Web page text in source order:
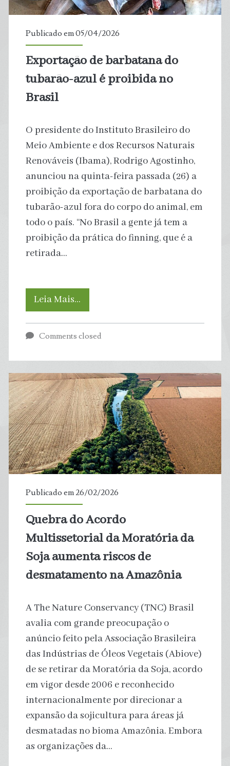
da
Publicado em 05/04/2026
Exportação de barbatana do
tubarão-azul é proibida no
Brasil
O presidente do Instituto Brasileiro do
Meio Ambiente e dos Recursos Naturais
Renováveis (Ibama), Rodrigo Agostinho,
anunciou na quinta-feira passada (26) a
proibição da exportação de barbatana do
tubarão-azul fora do corpo do animal, em
todo o país. “No Brasil a gente já tem a
proibição da prática do finning, que é a
retirada…
Leia Mais…
de
tubarão-
azul
é
proibida
Brasil
Comments closed
Publicado em 26/02/2026
Quebra do Acordo
Multissetorial da Moratória da
Soja aumenta riscos de
desmatamento na Amazônia
A The Nature Conservancy (TNC) Brasil
avalia com grande preocupação o
anúncio feito pela Associação Brasileira
das Indústrias de Óleos Vegetais (Abiove)
de se retirar da Moratória da Soja, acordo
em vigor desde 2006 e reconhecido
internacionalmente por direcionar a
expansão da sojicultura para áreas já
desmatadas no bioma Amazônia. Embora
as organizações da…